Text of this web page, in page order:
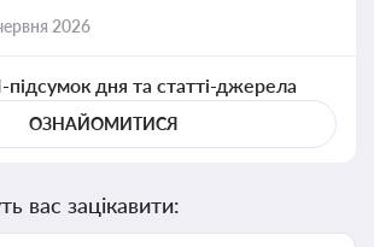
2026
дня та статті-джерела
ОЗНАЙОМИТИСЯ
вас зацікавити: